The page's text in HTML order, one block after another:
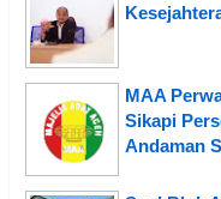
MAA
Sikapi
Andaman